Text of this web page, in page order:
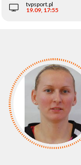
tvpsport.pl
19.09, 17:55